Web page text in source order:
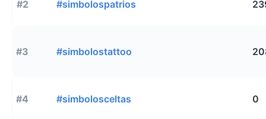
#2 #simbolospatrios
#3 #simbolostattoo
#4 #simbolosceltas 0